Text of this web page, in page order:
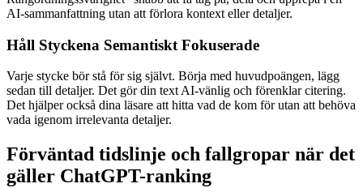
AI-sammanfattning utan att förlora kontext eller detaljer.
Håll Styckena Semantiskt Fokuserade
Varje stycke bör stå för sig självt. Börja med huvudpoängen, lägg
sedan till detaljer. Det gör din text AI-vänlig och förenklar citering.
Det hjälper också dina läsare att hitta vad de kom för utan att behöva
vada igenom irrelevanta detaljer.
Förväntad tidslinje och fallgropar när det
gäller ChatGPT-ranking